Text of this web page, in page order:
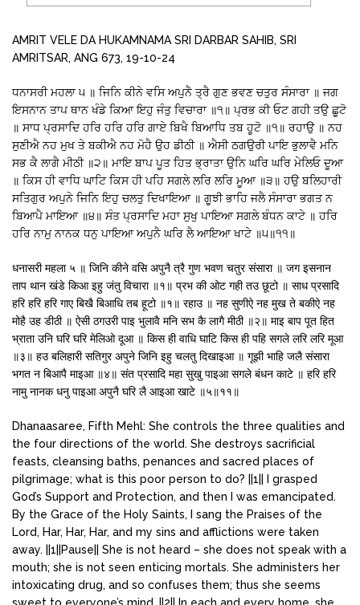
AMRIT VELE DA HUKAMNAMA SRI DARBAR SAHIB, SRI
AMRITSAR, ANG 673, 19-10-24
ਧਨਾਸਰੀ ਮਹਲਾ ੫ ॥ ਜਿਨਿ ਕੀਨੇ ਵਸਿ ਅਪੁਨੈ ਤ੍ਰੈ ਗੁਣ ਭਵਣ ਚਤੁਰ ਸੰਸਾਰਾ ॥ ਜਗ
ਇਸਨਾਨ ਤਾਪ ਥਾਨ ਖੰਡੇ ਕਿਆ ਇਹੁ ਜੰਤੁ ਵਿਚਾਰਾ ॥੧॥ ਪ੍ਰਭ ਕੀ ਓਟ ਗਹੀ ਤਉ ਛੂਟੋ
॥ ਸਾਧ ਪ੍ਰਸਾਦਿ ਹਰਿ ਹਰਿ ਹਰਿ ਗਾਏ ਬਿਖੈ ਬਿਆਧਿ ਤਬ ਹੂਟੋ ॥੧॥ ਰਹਾਉ ॥ ਨਹ
ਸੁਣੀਐ ਨਹ ਮੁਖ ਤੇ ਬਕੀਐ ਨਹ ਮੋਹੈ ਉਹ ਡੀਠੀ ॥ ਐਸੀ ਠਗਉਰੀ ਪਾਇ ਭੁਲਾਵੈ ਮਨਿ
ਸਭ ਕੈ ਲਾਗੈ ਮੀਠੀ ॥੨॥ ਮਾਇ ਬਾਪ ਪੂਤ ਹਿਤ ਭ੍ਰਾਤਾ ਉਨਿ ਘਰਿ ਘਰਿ ਮੇਲਿਓ ਦੂਆ
॥ ਕਿਸ ਹੀ ਵਾਧਿ ਘਾਟਿ ਕਿਸ ਹੀ ਪਹਿ ਸਗਲੇ ਲਰਿ ਲਰਿ ਮੂਆ ॥੩॥ ਹਉ ਬਲਿਹਾਰੀ
ਸਤਿਗੁਰ ਅਪੁਨੇ ਜਿਨਿ ਇਹੁ ਚਲਤੁ ਦਿਖਾਇਆ ॥ ਗੂਝੀ ਭਾਹਿ ਜਲੈ ਸੰਸਾਰਾ ਭਗਤ ਨ
ਬਿਆਪੈ ਮਾਇਆ ॥੪॥ ਸੰਤ ਪ੍ਰਸਾਦਿ ਮਹਾ ਸੁਖੁ ਪਾਇਆ ਸਗਲੇ ਬੰਧਨ ਕਾਟੇ ॥ ਹਰਿ
ਹਰਿ ਨਾਮੁ ਨਾਨਕ ਧਨੁ ਪਾਇਆ ਅਪੁਨੈ ਘਰਿ ਲੈ ਆਇਆ ਖਾਟੇ ॥੫॥੧੧॥
धनासरी महला ५ ॥ जिनि कीने वसि अपुनै त्रै गुण भवण चतुर संसारा ॥ जग इसनान
ताप थान खंडे किआ इहु जंतु विचारा ॥१॥ प्रभ की ओट गही तउ छूटो ॥ साध प्रसादि
हरि हरि हरि गाए बिखै बिआधि तब हूटो ॥१॥ रहाउ ॥ नह सुणीऐ नह मुख ते बकीऐ नह
मोहै उह डीठी ॥ ऐसी ठगउरी पाइ भुलावै मनि सभ कै लागै मीठी ॥२॥ माइ बाप पूत हित
भ्राता उनि घरि घरि मेलिओ दूआ ॥ किस ही वाधि घाटि किस ही पहि सगले लरि लरि मूआ
॥३॥ हउ बलिहारी सतिगुर अपुने जिनि इहु चलतु दिखाइआ ॥ गूझी भाहि जलै संसारा
भगत न बिआपै माइआ ॥४॥ संत प्रसादि महा सुखु पाइआ सगले बंधन काटे ॥ हरि हरि
नामु नानक धनु पाइआ अपुनै घरि लै आइआ खाटे ॥५॥११॥
Dhanaasaree, Fifth Mehl: She controls the three qualities and
the four directions of the world. She destroys sacrificial
feasts, cleansing baths, penances and sacred places of
pilgrimage; what is this poor person to do? ||1|| I grasped
God’s Support and Protection, and then I was emancipated.
By the Grace of the Holy Saints, I sang the Praises of the
Lord, Har, Har, Har, and my sins and afflictions were taken
away. ||1||Pause|| She is not heard – she does not speak with a
mouth; she is not seen enticing mortals. She administers her
intoxicating drug, and so confuses them; thus she seems
sweet to everyone’s mind. ||2|| In each and every home, she